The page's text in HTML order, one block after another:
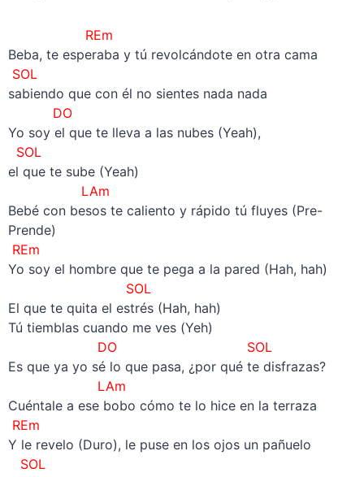
REm
Beba, te esperaba y tú revolcándote en otra cama
SOL
sabiendo que con él no sientes nada nada
DO
Yo soy el que te lleva a las nubes (Yeah),
SOL
el que te sube (Yeah)
LAm
Bebé con besos te caliento y rápido tú fluyes (Pre-
Prende)
REm
Yo soy el hombre que te pega a la pared (Hah, hah)
SOL
El que te quita el estrés (Hah, hah)
Tú tiemblas cuando me ves (Yeh)
DO
SOL
Es que ya yo sé lo que pasa, ¿por qué te disfrazas?
LAm
Cuéntale a ese bobo cómo te lo hice en la terraza
REm
Y le revelo (Duro), le puse en los ojos un pañuelo
SOL